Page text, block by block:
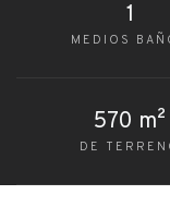
1
MEDIOS
570 m²
DE